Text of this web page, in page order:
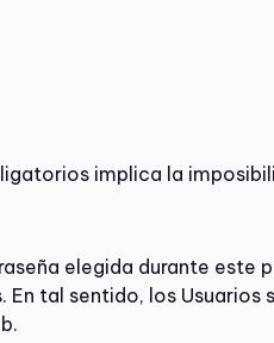
implica la
elegida durante
tal sentido, los